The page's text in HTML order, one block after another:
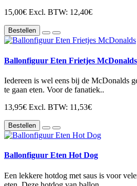
15,00€ Excl. BTW: 12,40€
Bestellen
Ballonfiguur Eten Frietjes McDonalds
Iedereen is wel eens bij de McDonalds
te gaan eten. Voor de fanatiek..
13,95€ Excl. BTW: 11,53€
Bestellen
Ballonfiguur Eten Hot Dog
Een lekkere hotdog met saus is voor